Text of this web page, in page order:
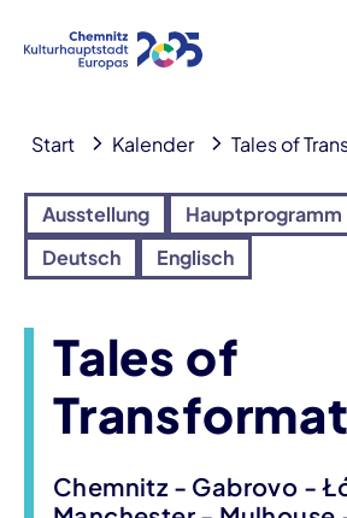
Start Kalender Tales of
Ausstellung
Hauptprogramm
Deutsch
Englisch
Tales of
Chemnitz - Gabrovo -